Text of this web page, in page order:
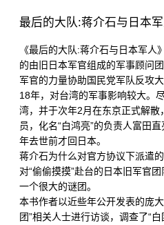
最后的大队:蒋介石与日本
《最后的大队:蒋介石与日本军人
的由旧日本军官组成的军事顾问
军官的力量协助国民党军队反攻
18年，对台湾的军事影响较大。
湾，并于次年2月在东京正式解
员，化名“白鸿亮”的负责人富田
年去世前才回日本。
蒋介石为什么对官方协议下派遣
对“偷偷摸摸”赴台的日本旧军官
一个很大的谜团。
本书作者以近些年公开发表的庞
团”相关人士进行访谈，调查了“